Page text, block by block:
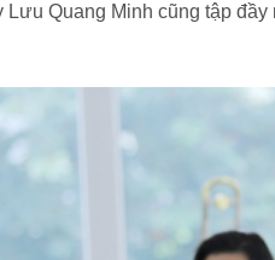
Quang Minh cũng tập